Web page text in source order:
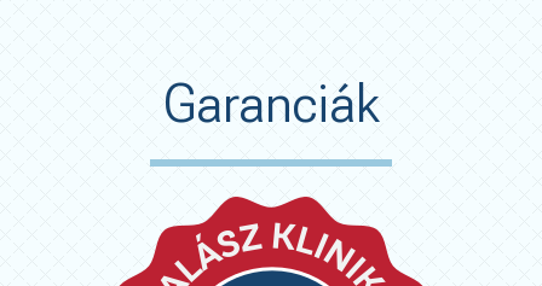
Garanciák